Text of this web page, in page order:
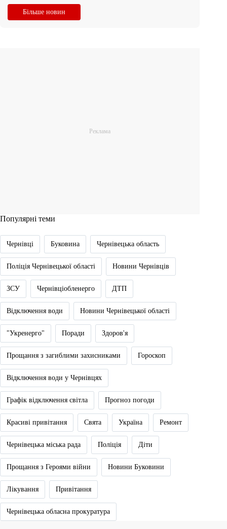
Більше новин
Популярні теми
Чернівці Буковина Чернівецька область
Поліція Чернівецької області Новини Чернівців
ЗСУ Чернівціобленерго ДТП
Відключення води Новини Чернівецької області
"Укренерго" Поради Здоров'я
Прощання з загиблими захисниками Гороскоп
Відключення води у Чернівцях
Графік відключення світла Прогноз погоди
Красиві привітання Свята Україна Ремонт
Чернівецька міська рада Поліція Діти
Прощання з Героями війни Новини Буковини
Лікування Привітання
Чернівецька обласна прокуратура